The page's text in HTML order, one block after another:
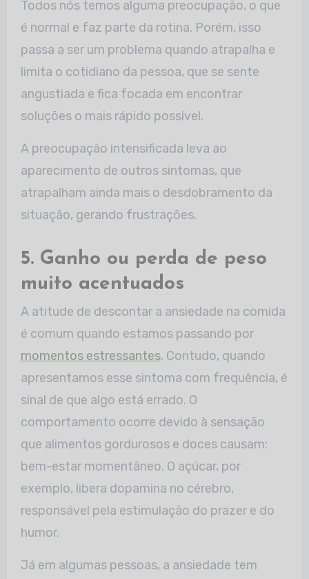
Todos nós temos alguma preocupação, o que
é normal e faz parte da rotina. Porém, isso
passa a ser um problema quando atrapalha e
limita o cotidiano da pessoa, que se sente
angustiada e fica focada em encontrar
soluções o mais rápido possível.
A preocupação intensificada leva ao
aparecimento de outros sintomas, que
atrapalham ainda mais o desdobramento da
situação, gerando frustrações.
5. Ganho ou perda de peso
muito acentuados
A atitude de descontar a ansiedade na comida
é comum quando estamos passando por
momentos estressantes. Contudo, quando
apresentamos esse sintoma com frequência, é
sinal de que algo está errado. O
comportamento ocorre devido à sensação
que alimentos gordurosos e doces causam:
bem-estar momentâneo. O açúcar, por
exemplo, libera dopamina no cérebro,
responsável pela estimulação do prazer e do
humor.
Já em algumas pessoas, a ansiedade tem